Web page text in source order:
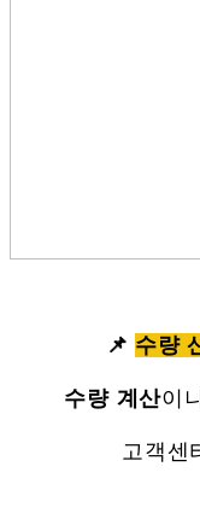
📌 수량
수량 계산이
고객센